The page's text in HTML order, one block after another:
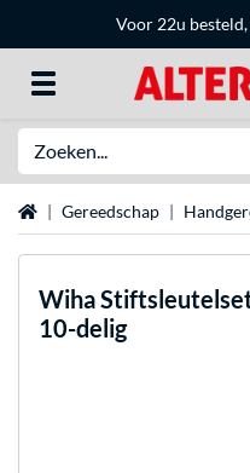
Voor 22u
HomeGereedschap
Wiha
10-delig